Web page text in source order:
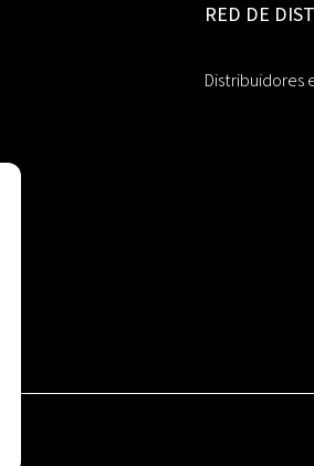
RED DE
Distribuidores